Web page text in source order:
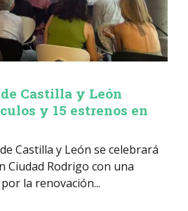
Castilla y León
y 15 estrenos en
Castilla y León se celebrará
Ciudad Rodrigo con una
la renovación...